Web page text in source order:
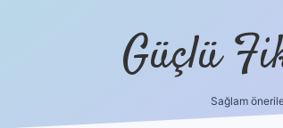
Güçlü
Sağlam